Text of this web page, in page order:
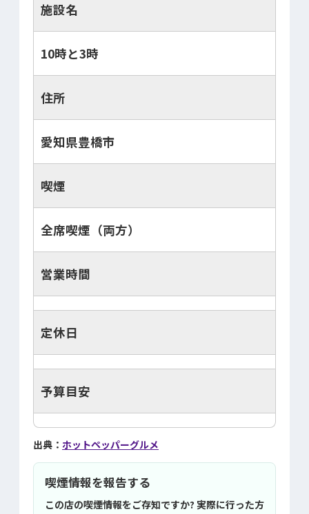
施設名
10時と3時
住所
愛知県豊橋市
喫煙
全席喫煙（両方）
営業時間
定休日
予算目安
出典： ホットペッパーグルメ
喫煙情報を報告する
この店の喫煙情報をご存知ですか? 実際に行った方